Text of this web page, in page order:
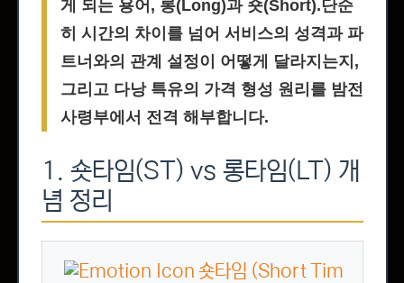
게 되는 용어, 롱(Long)과 숏(Short).단순
히 시간의 차이를 넘어 서비스의 성격과 파
트너와의 관계 설정이 어떻게 달라지는지,
그리고 다낭 특유의 가격 형성 원리를 밤전
사령부에서 전격 해부합니다.
1. 숏타임(ST) vs 롱타임(LT) 개
념 정리
숏타임 (Short Tim